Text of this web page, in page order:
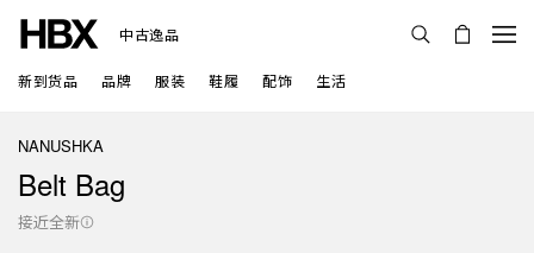
中古逸品
新到货品 品牌 服装 鞋履 配饰 生活
NANUSHKA
Belt Bag
接近全新